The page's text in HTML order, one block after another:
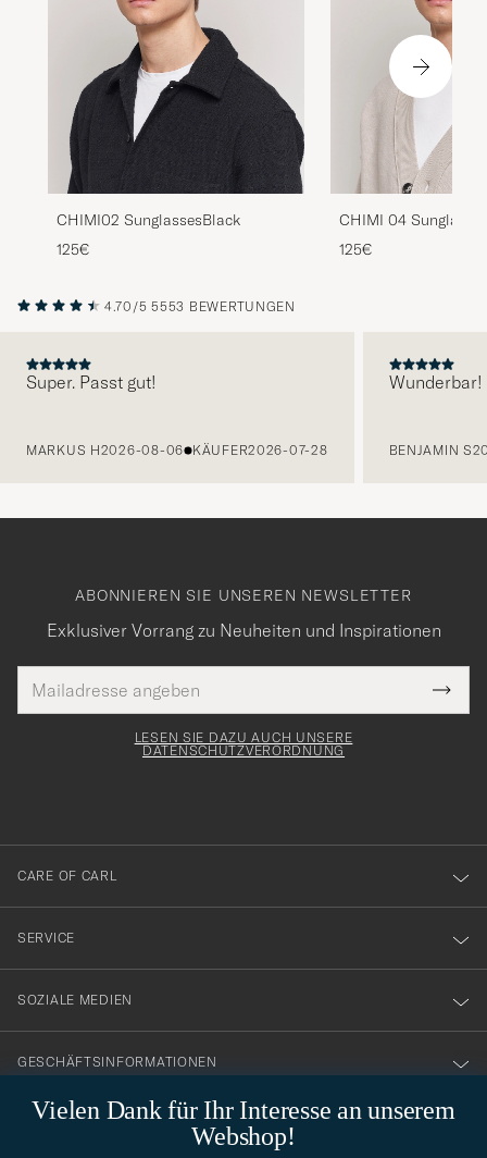
CHIMI02 SunglassesBlack
125€
CHIMI 04
125€
4.70/5 5553 BEWERTUNGEN
Super. Passt gut!
MARKUS H2026-08-06 KÄUFER2026-07-28
Wunderbar!
BENJAMIN S
Vielen Dank für Ihr Interesse an unserem
Webshop!
ABONNIEREN SIE UNSEREN NEWSLETTER
Exklusiver Vorrang zu Neuheiten und Inspirationen
Mail
Adresse
Tack
för
dig
till
vårt
nyhetsbrev!
LESEN SIE DAZU AUCH UNSERE
DATENSCHUTZVERORDNUNG
CARE OF CARL
SERVICE
SOZIALE MEDIEN
GESCHÄFTSINFORMATIONEN